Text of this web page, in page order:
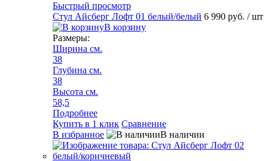
Быстрый просмотр
Стул Айсберг Лофт 01 белый/белый 6 990 руб. / шт
В корзину
Размеры:
Ширина см.
38
Глубина см.
38
Высота см.
58,5
Подробнее
Купить в 1 клик Сравнение
В избранное
В наличии